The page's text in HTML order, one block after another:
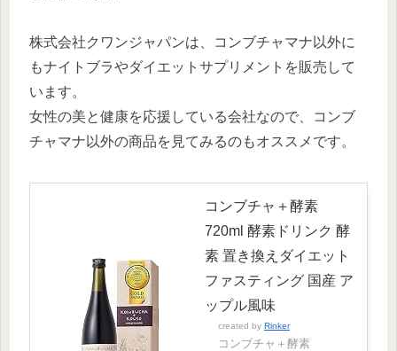
株式会社クワンジャパンは、コンブチャマナ以外に
もナイトブラやダイエットサプリメントを販売して
います。
女性の美と健康を応援している会社なので、コンブ
チャマナ以外の商品を見てみるのもオススメです。
コンブチャ＋酵素
720ml 酵素ドリンク 酵
素 置き換えダイエット
ファスティング 国産 ア
ップル風味
created by Rinker
コンブチャ＋酵素